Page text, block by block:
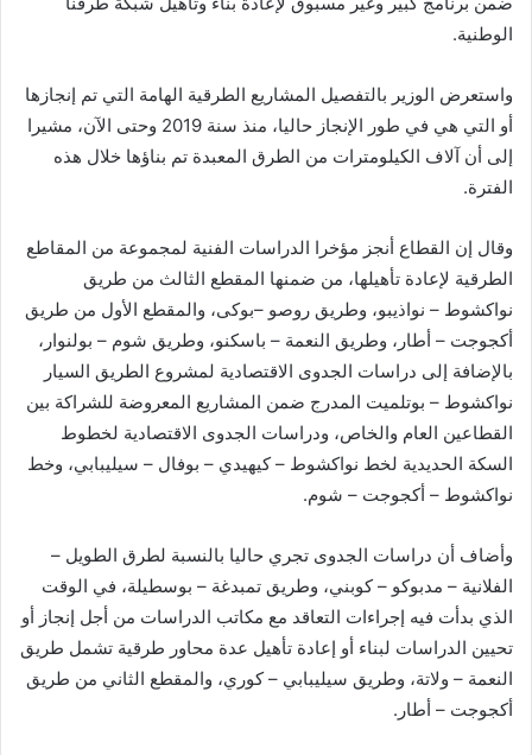
الوطنية.
واستعرض الوزير بالتفصيل المشاريع الطرقية الهامة التي تم إنجازها
أو التي هي في طور الإنجاز حاليا، منذ سنة 2019 وحتى الآن، مشيرا
إلى أن آلاف الكيلومترات من الطرق المعبدة تم بناؤها خلال هذه
الفترة.
وقال إن القطاع أنجز مؤخرا الدراسات الفنية لمجموعة من المقاطع
الطرقية لإعادة تأهيلها، من ضمنها المقطع الثالث من طريق
نواكشوط – نواذيبو، وطريق روصو –بوكى، والمقطع الأول من طريق
أكجوجت – أطار، وطريق النعمة – باسكنو، وطريق شوم – بولنوار،
بالإضافة إلى دراسات الجدوى الاقتصادية لمشروع الطريق السيار
نواكشوط – بوتلميت المدرج ضمن المشاريع المعروضة للشراكة بين
القطاعين العام والخاص، ودراسات الجدوى الاقتصادية لخطوط
السكة الحديدية لخط نواكشوط – كيهيدي – بوفال – سيليبابي، وخط
نواكشوط – أكجوجت – شوم.
وأضاف أن دراسات الجدوى تجري حاليا بالنسبة لطرق الطويل –
الفلانية – مدبوكو – كوبني، وطريق تمبدغة – بوسطيلة، في الوقت
الذي بدأت فيه إجراءات التعاقد مع مكاتب الدراسات من أجل إنجاز أو
تحيين الدراسات لبناء أو إعادة تأهيل عدة محاور طرقية تشمل طريق
النعمة – ولاتة، وطريق سيليبابي – كوري، والمقطع الثاني من طريق
أكجوجت – أطار.